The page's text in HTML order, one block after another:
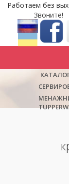
Работаем без
Звоните!
КАТАЛОГ